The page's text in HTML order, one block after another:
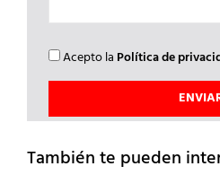
Acepto la Política de
También te pueden